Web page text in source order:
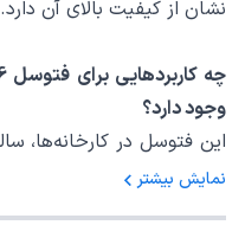
نشان از کیفیت بالای آن دارد.
وجود دارد؟
این فتوسل در کارخانه‌ها،
نواحی فرآیندی برای مدیریت
نمایش بیشتر